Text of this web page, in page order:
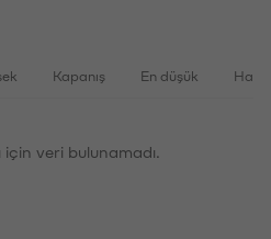
Kapanış En düşük
için veri bulunamadı.